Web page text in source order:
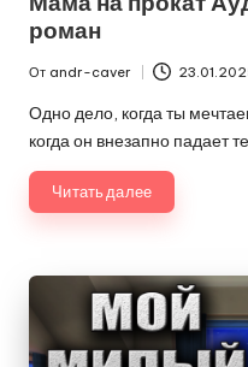
роман
Запись
от
От andr-caver
Одно дело, когда ты
когда он внезапно падает
Читать далее